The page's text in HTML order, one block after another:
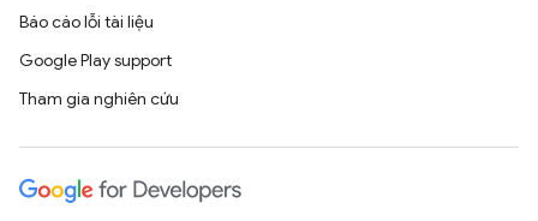
Báo cáo lỗi tài liệu
Google Play support
Tham gia nghiên cứu